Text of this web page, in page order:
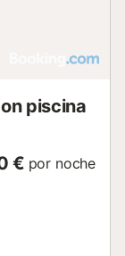
piscina
€ por noche